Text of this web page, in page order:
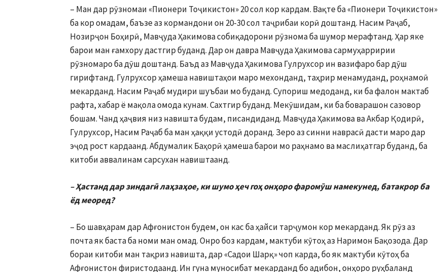
– Ман дар рӯзномаи «Пионери Тоҷикистон» 20 сол кор кардам. Вақте ба «Пионери Тоҷикистон»
ба кор омадам, баъзе аз кормандони он 20-30 сол таҷрибаи корӣ доштанд. Насим Раҷаб,
Нозирҷон Боҳирӣ, Мавҷуда Ҳакимова собиқадорони рӯзнома ба шумор мерафтанд. Ҳар яке
барои ман ғамхору дастгир буданд. Дар он давра Мавҷуда Ҳакимова сармуҳарририи
рӯзномаро ба дӯш доштанд. Баъд аз Мавҷуда Ҳакимова Гулрухсор ин вазифаро бар дӯш
гирифтанд. Гулрухсор ҳамеша навиштаҳои маро мехонданд, таҳрир менамуданд, роҳнамоӣ
мекарданд. Насим Раҷаб мудири шуъбаи мо буданд. Супориш медоданд, ки ба фалон мактаб
рафта, хабар ё мақола омода кунам. Сахтгир буданд. Мекӯшидам, ки ба боварашон сазовор
бошам. Чанд ҳаҷвия низ навишта будам, писандиданд. Мавҷуда Ҳакимова ва Акбар Қодирӣ,
Гулрухсор, Насим Раҷаб ба ман ҳаққи устодӣ доранд. Зеро аз синни наврасӣ дасти маро дар
эҷод рост кардаанд. Абдумалик Баҳорӣ ҳамеша барои мо раҳнамо ва маслиҳатгар буданд, ба
китоби аввалинам сарсухан навиштаанд.
– Ҳастанд дар зиндагӣ лаҳзаҳое, ки шумо ҳеч гоҳ онҳоро фаромӯш намекунед, батакрор ба
ёд меоред?
– Бо шавҳарам дар Афғонистон будем, он кас ба ҳайси тарҷумон кор мекарданд. Як рӯз аз
почта як баста ба номи ман омад. Онро боз кардам, мактуби кӯтоҳ аз Наримон Бақозода. Дар
бораи китоби ман тақриз навишта, дар «Садои Шарқ» чоп карда, бо як мактуби кӯтоҳ ба
Афғонистон фиристодаанд. Ин гуна муносибат мекарданд бо адибон, онҳоро руҳбаланд